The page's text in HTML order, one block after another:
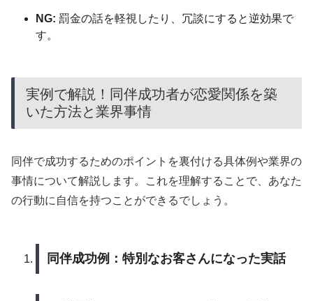
NG: 罰金の話を軽視したり、冗談にすると逆効果で
す。
実例で解説！同伴成功者が恋愛関係を築
いた方法と業界事情
同伴で成功するためのポイントを裏付ける具体例や業界の
事情について解説します。これを理解することで、あなた
の行動に自信を持つことができるでしょう。
同伴成功例：特別なお客さんになった実話